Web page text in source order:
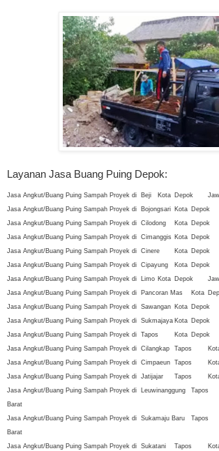
Layanan Jasa Buang Puing Depok:
Jasa Angkut/Buang Puing Sampah Proyek di Beji Kota Depok
Jasa Angkut/Buang Puing Sampah Proyek di
Bojongsari Kota Depok
Jasa Angkut/Buang Puing Sampah Proyek di Cilodong Kota Depok
Jasa Angkut/Buang Puing Sampah Proyek di Cimanggis Kota Depok
Jasa Angkut/Buang Puing Sampah Proyek di Cinere Kota Depok
Jasa Angkut/Buang Puing Sampah Proyek di Cipayung Kota Depok
Jasa Angkut/Buang Puing Sampah Proyek di
Limo Kota Depok
Jasa Angkut/Buang Puing Sampah Proyek di
Pancoran Mas Kota
Jasa Angkut/Buang Puing Sampah Proyek di Sawangan Kota Depok
Jasa Angkut/Buang Puing Sampah Proyek di Sukmajaya Kota Depok
Jasa Angkut/Buang Puing Sampah Proyek di Tapos Kota Depok
Jasa Angkut/Buang Puing Sampah Proyek di Cilangkap Tapos
Jasa Angkut/Buang Puing Sampah Proyek di Cimpaeun Tapos
Jasa Angkut/Buang Puing Sampah Proyek di Jatijajar Tapos
Jasa Angkut/Buang Puing Sampah Proyek di
Leuwinanggung Tapos
Barat
Jasa Angkut/Buang Puing Sampah Proyek di Sukamaju Baru Tapos
Barat
Jasa Angkut/Buang Puing Sampah Proyek di Sukatani Tapos